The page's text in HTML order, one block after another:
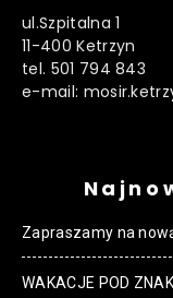
ul.Szpitalna 1
11-400 Ketrzyn
tel. 501 794 843
e-mail:
Zapraszamy na
WAKACJE POD